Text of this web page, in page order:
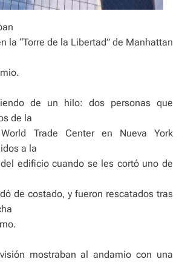
la “Torre de la Libertad” de Manhattan
de un hilo: dos personas que
de la
Trade Center en Nueva York
a la
edificio cuando se les cortó uno de
de costado, y fueron rescatados tras
mostraban al andamio con una